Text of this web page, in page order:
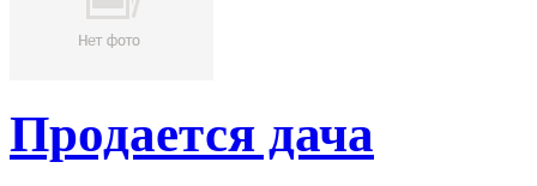
Продается дача